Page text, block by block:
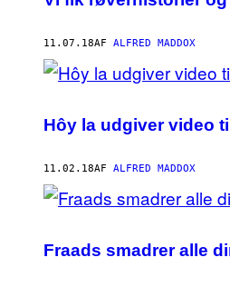
11.07.18AF ALFRED MADDOX
Hôy la udgiver video
11.02.18AF ALFRED MADDOX
Fraads smadrer alle